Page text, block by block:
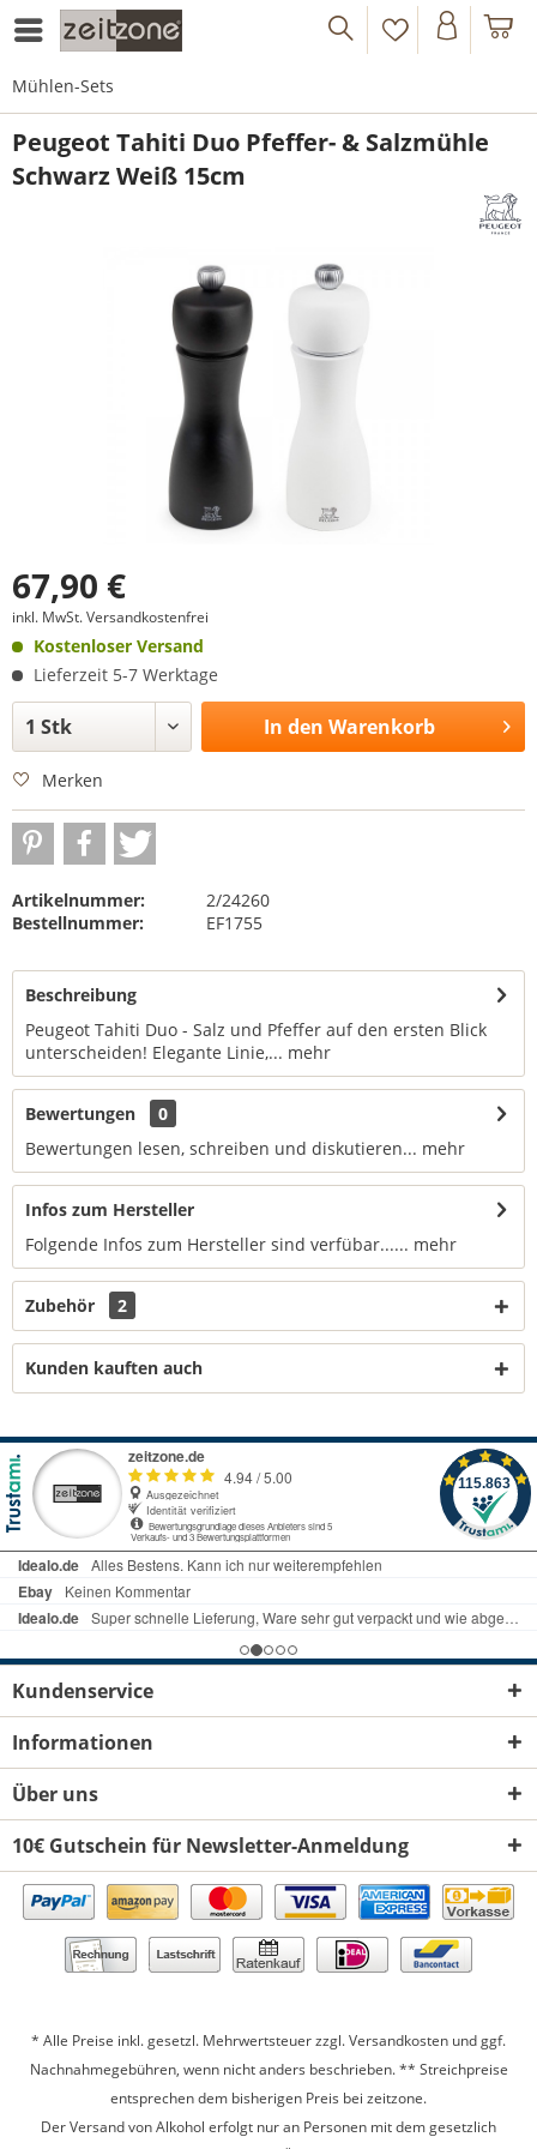
Mühlen-Sets
Peugeot Tahiti Duo Pfeffer- & Salzmühle
Schwarz Weiß 15cm
67,90 €
inkl. MwSt.Versandkostenfrei
Kostenloser Versand
Lieferzeit 5-7 Werktage
In den Warenkorb
Merken
Artikelnummer:
2/24260
Bestellnummer:
EF1755
Beschreibung
Peugeot Tahiti Duo - Salz und Pfeffer auf den ersten Blick
unterscheiden! Elegante Linie,... mehr
Bewertungen
0
Bewertungen lesen, schreiben und diskutieren... mehr
Infos zum Hersteller
Folgende Infos zum Hersteller sind verfübar...... mehr
Zubehör 2
Kunden kauften auch
Kundenservice
Informationen
Über uns
10€ Gutschein für Newsletter-Anmeldung
* Alle Preise inkl. gesetzl. Mehrwertsteuer zzgl.Versandkosten und ggf.
Nachnahmegebühren, wenn nicht anders beschrieben. ** Streichpreise
entsprechen dem bisherigen Preis bei zeitzone.
Der Versand von Alkohol erfolgt nur an Personen mit dem gesetzlich